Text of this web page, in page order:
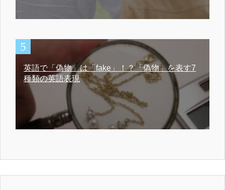
英語で「偽物」は「fake」！？「偽物」を表す7
種類の英語表現